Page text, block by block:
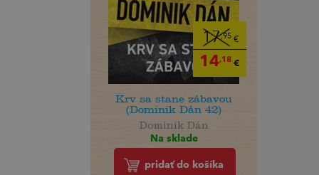
17,95€
14,18€
Krv sa stane zábavou
(Dominik Dán 42)
Dominik Dán
Na sklade
pridať do košíka